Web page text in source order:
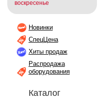
воскресенье
Новинки
СпецЦена
Хиты продаж
Распродажа
оборудования
Каталог